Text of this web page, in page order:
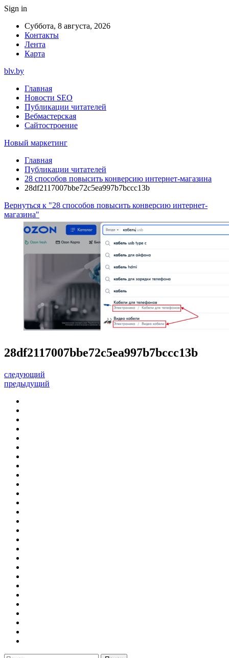
Sign in
Суббота, 8 августа, 2026
Контакты
Лента
Карта
blv.by
Главная
Новости SEO
Публикации читателей
Вебмастерская
Сайтостроение
Новый маркетинг
Главная
Публикации читателей
28 способов повысить конверсию интернет-магазина
28df2117007bbe72c5ea997b7bccc13b
Вернуться к "28 способов повысить конверсию интернет-
магазина"
28df2117007bbe72c5ea997b7bccc13b
следующий
предыдущий